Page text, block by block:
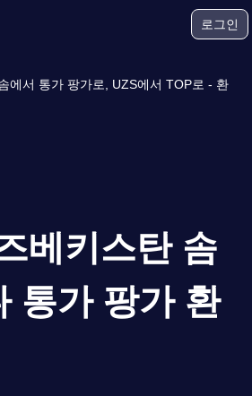
로그인
에서 통가 팡가로, UZS에서 TOP로 - 환
베키스탄 솜
통가 팡가 환